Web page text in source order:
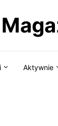
Aktywnie